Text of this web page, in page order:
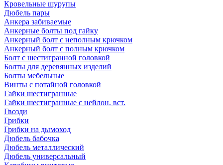
Кровельные шурупы
Дюбель пары
Анкера забиваемые
Анкерные болты под гайку
Анкерный болт с неполным крючком
Анкерный болт с полным крючком
Болт с шестигранной головкой
Болты для деревянных изделий
Болты мебельные
Винты с потайной головкой
Гайки шестигранные
Гайки шестигранные с нейлон. вст.
Гвозди
Грибки
Грибки на дымоход
Дюбель бабочка
Дюбель металлический
Дюбель универсальный